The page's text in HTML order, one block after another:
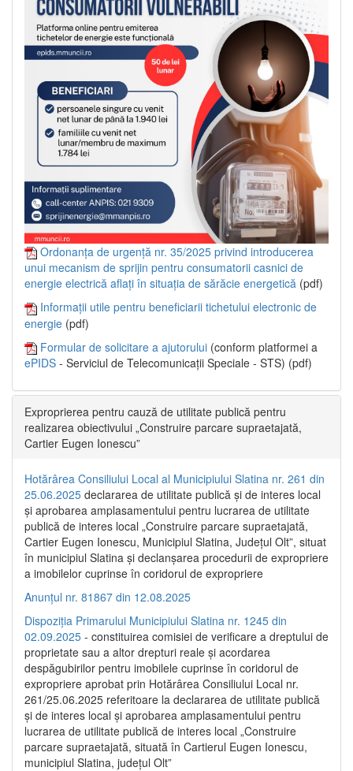
Ordonanța de urgență nr. 35/2025 privind introducerea
unui mecanism de sprijin pentru consumatorii casnici de
energie electrică aflați în situația de sărăcie energetică (pdf)
Informații utile pentru beneficiarii tichetului electronic de
energie (pdf)
Formular de solicitare a ajutorului (conform platformei a
ePIDS - Serviciul de Telecomunicații Speciale - STS) (pdf)
Exproprierea pentru cauză de utilitate publică pentru
realizarea obiectivului „Construire parcare supraetajată,
Cartier Eugen Ionescu”
Hotărârea Consiliului Local al Municipiului Slatina nr. 261 din
25.06.2025 declararea de utilitate publică și de interes local
și aprobarea amplasamentului pentru lucrarea de utilitate
publică de interes local „Construire parcare supraetajată,
Cartier Eugen Ionescu, Municipiul Slatina, Județul Olt”, situat
în municipiul Slatina și declanșarea procedurii de expropriere
a imobilelor cuprinse în coridorul de expropriere
Anunțul nr. 81867 din 12.08.2025
Dispoziția Primarului Municipiului Slatina nr. 1245 din
02.09.2025 - constituirea comisiei de verificare a dreptului de
proprietate sau a altor drepturi reale și acordarea
despăgubirilor pentru imobilele cuprinse în coridorul de
expropriere aprobat prin Hotărârea Consiliului Local nr.
261/25.06.2025 referitoare la declararea de utilitate publică
și de interes local și aprobarea amplasamentului pentru
lucrarea de utilitate publică de interes local „Construire
parcare supraetajată, situată în Cartierul Eugen Ionescu,
municipiul Slatina, județul Olt”